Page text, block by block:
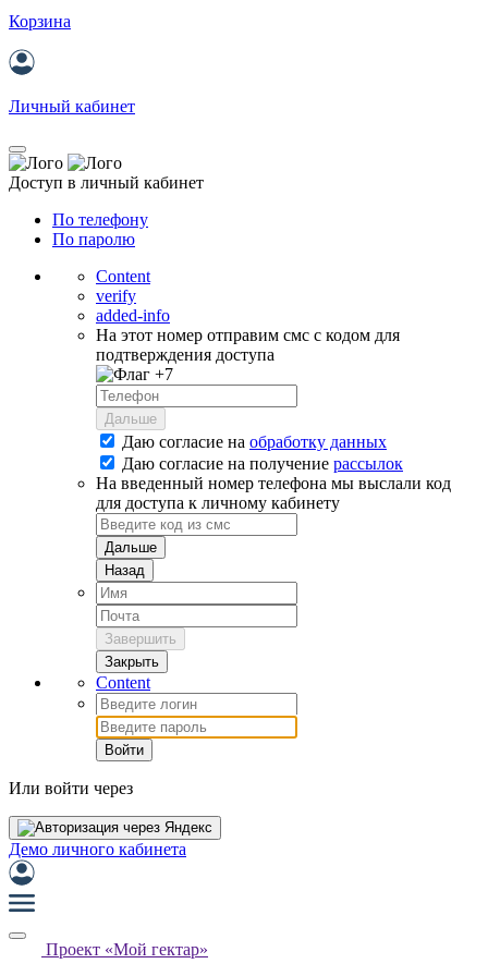
Корзина
Личный кабинет
Доступ в личный кабинет
По телефону
По паролю
Content
verify
added-info
На этот номер отправим смс с кодом для
подтверждения доступа
+7
Дальше
Даю согласие на обработку данных
Даю согласие на получение рассылок
На введенный номер телефона мы выслали код
для доступа к личному кабинету
Дальше
Назад
Завершить
Закрыть
Content
Войти
Или войти через
Демо личного кабинета
Проект «Мой гектар»